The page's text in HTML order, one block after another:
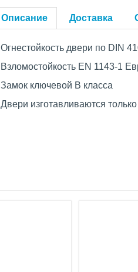
Описание Доставка
Огнестойкость двери по DIN
Взломостойкость EN 1143-1
Замок ключевой B класса
Двери изготавливаются